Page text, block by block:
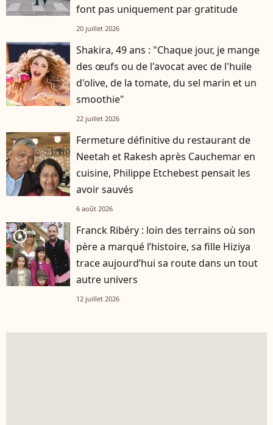
font pas uniquement par gratitude
20 juillet 2026
Shakira, 49 ans : "Chaque jour, je mange
des œufs ou de l'avocat avec de l'huile
d'olive, de la tomate, du sel marin et un
smoothie"
22 juillet 2026
Fermeture définitive du restaurant de
Neetah et Rakesh après Cauchemar en
cuisine, Philippe Etchebest pensait les
avoir sauvés
6 août 2026
player2
Franck Ribéry : loin des terrains où son
père a marqué l’histoire, sa fille Hiziya
trace aujourd’hui sa route dans un tout
autre univers
12 juillet 2026